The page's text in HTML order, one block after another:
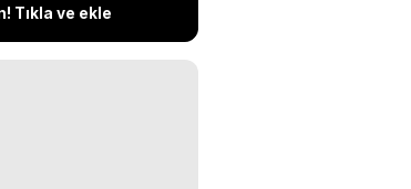
Tıkla ve ekle